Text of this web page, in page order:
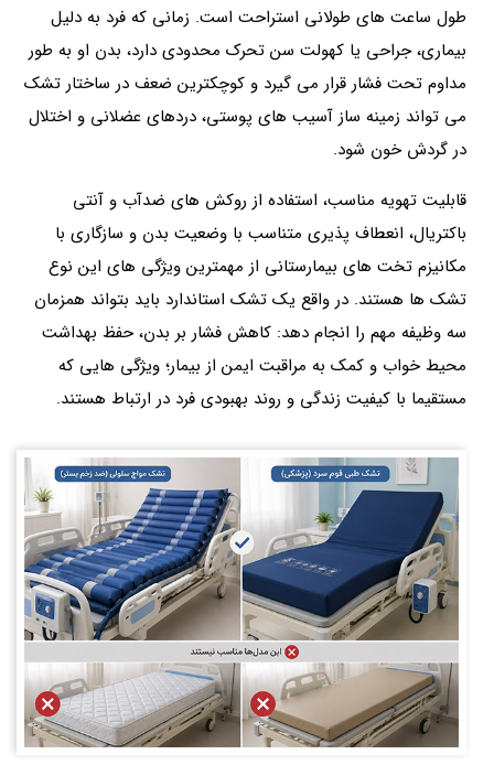
طول ساعت های طولانی استراحت است. زمانی که فرد به دلیل
بیماری، جراحی یا کهولت سن تحرک محدودی دارد، بدن او به طور
مداوم تحت فشار قرار می گیرد و کوچکترین ضعف در ساختار تشک
می تواند زمینه ساز آسیب های پوستی، دردهای عضلانی و اختلال
در گردش خون شود.
قابلیت تهویه مناسب، استفاده از روکش های ضدآب و آنتی
باکتریال، انعطاف پذیری متناسب با وضعیت بدن و سازگاری با
مکانیزم تخت های بیمارستانی از مهمترین ویژگی های این نوع
تشک ها هستند. در واقع یک تشک استاندارد باید بتواند همزمان
سه وظیفه مهم را انجام دهد: کاهش فشار بر بدن، حفظ بهداشت
محیط خواب و کمک به مراقبت ایمن از بیمار؛ ویژگی هایی که
مستقیما با کیفیت زندگی و روند بهبودی فرد در ارتباط هستند.